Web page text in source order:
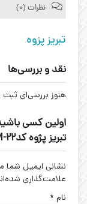
نظرات (0)
تبریز پزوه
نقد و بررسی‌ها
هنوز بررسی‌ای
اولین کسی
تبریز پژوه کد22-IPS-210-NM”
نشانی ایمیل شما
علامت‌گذاری
نام *